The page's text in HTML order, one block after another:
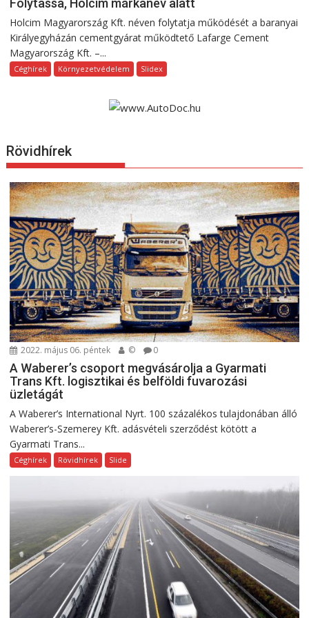
Folytassa, Holcim márkanév alatt
Holcim Magyarország Kft. néven folytatja működését a baranyai
Királyegyházán cementgyárat működtető Lafarge Cement
Magyarország Kft. –...
Céghírek Környezetvédelem Slidex
Rövidhírek
2022. május 06. péntek © 0
A Waberer’s csoport megvásárolja a Gyarmati
Trans Kft. logisztikai és belföldi fuvarozási
üzletágát
A Waberer’s International Nyrt. 100 százalékos tulajdonában álló
Waberer’s-Szemerey Kft. adásvételi szerződést kötött a
Gyarmati Trans...
Céghírek Rövidhírek Slide